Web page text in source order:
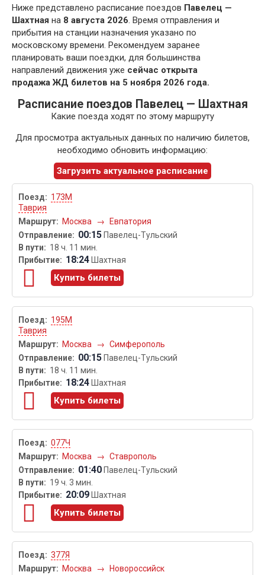
Ниже представлено расписание поездов Павелец —
Шахтная на 8 августа 2026. Время отправления и
прибытия на станции назначения указано по
московскому времени. Рекомендуем заранее
планировать ваши поездки, для большинства
направлений движения уже сейчас открыта
продажа ЖД билетов на 5 ноября 2026 года.
Расписание поездов Павелец — Шахтная
Какие поезда ходят по этому маршруту
Для просмотра актуальных данных по наличию билетов,
необходимо обновить информацию:
Загрузить актуальное расписание
173М
Таврия
Москва
→ Евпатория
00:15 Павелец-Тульский
18 ч. 11 мин.
18:24 Шахтная
Купить билеты
195М
Таврия
Москва
→ Симферополь
00:15 Павелец-Тульский
18 ч. 11 мин.
18:24 Шахтная
Купить билеты
077Ч
Москва
→ Ставрополь
01:40 Павелец-Тульский
19 ч. 3 мин.
20:09 Шахтная
Купить билеты
377Я
Москва
→ Новороссийск